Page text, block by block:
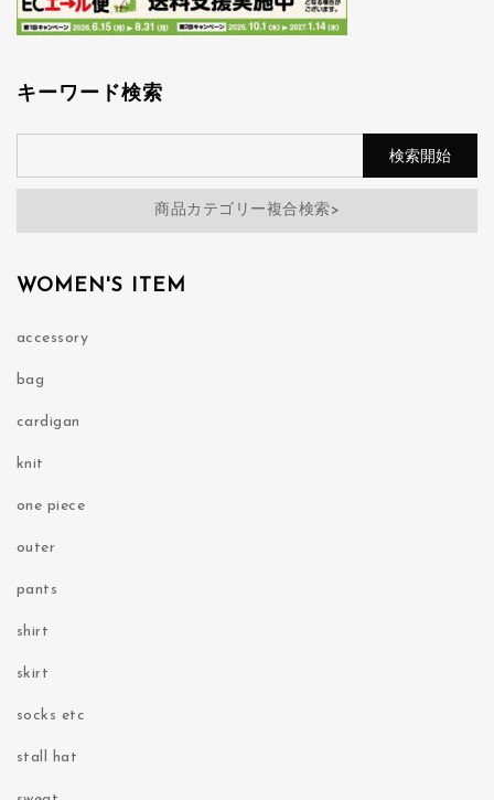
キーワード検索
商品カテゴリー複合検索>
WOMEN'S ITEM
accessory
bag
cardigan
knit
one piece
outer
pants
shirt
skirt
socks etc
stall hat